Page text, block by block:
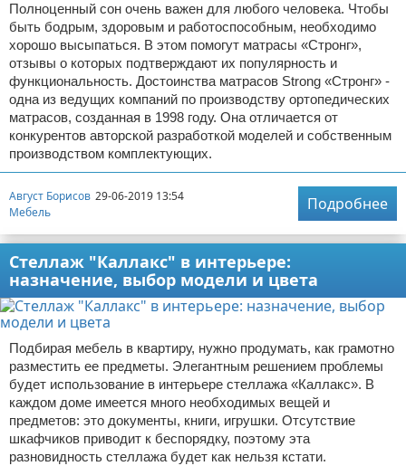
Полноценный сон очень важен для любого человека. Чтобы
быть бодрым, здоровым и работоспособным, необходимо
хорошо высыпаться. В этом помогут матрасы «Стронг»,
отзывы о которых подтверждают их популярность и
функциональность. Достоинства матрасов Strong «Стронг» -
одна из ведущих компаний по производству ортопедических
матрасов, созданная в 1998 году. Она отличается от
конкурентов авторской разработкой моделей и собственным
производством комплектующих.
Август Борисов 29-06-2019 13:54
Мебель
Подробнее
Стеллаж "Каллакс" в интерьере:
назначение, выбор модели и цвета
Подбирая мебель в квартиру, нужно продумать, как грамотно
разместить ее предметы. Элегантным решением проблемы
будет использование в интерьере стеллажа «Каллакс». В
каждом доме имеется много необходимых вещей и
предметов: это документы, книги, игрушки. Отсутствие
шкафчиков приводит к беспорядку, поэтому эта
разновидность стеллажа будет как нельзя кстати.